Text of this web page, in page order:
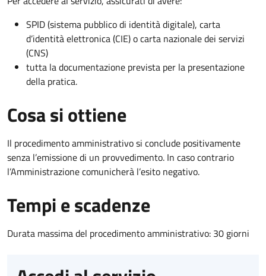
SPID (sistema pubblico di identità digitale), carta
d’identità elettronica (CIE) o carta nazionale dei servizi
(CNS)
tutta la documentazione prevista per la presentazione
della pratica.
Cosa si ottiene
Il procedimento amministrativo si conclude positivamente
senza l’emissione di un provvedimento. In caso contrario
l’Amministrazione comunicherà l’esito negativo.
Tempi e scadenze
Durata massima del procedimento amministrativo: 30 giorni